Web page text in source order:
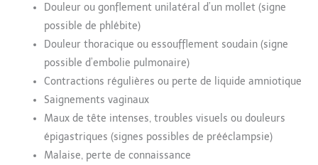
Douleur ou gonflement unilatéral d’un mollet (signe
possible de phlébite)
Douleur thoracique ou essoufflement soudain (signe
possible d’embolie pulmonaire)
Contractions régulières ou perte de liquide amniotique
Saignements vaginaux
Maux de tête intenses, troubles visuels ou douleurs
épigastriques (signes possibles de prééclampsie)
Malaise, perte de connaissance